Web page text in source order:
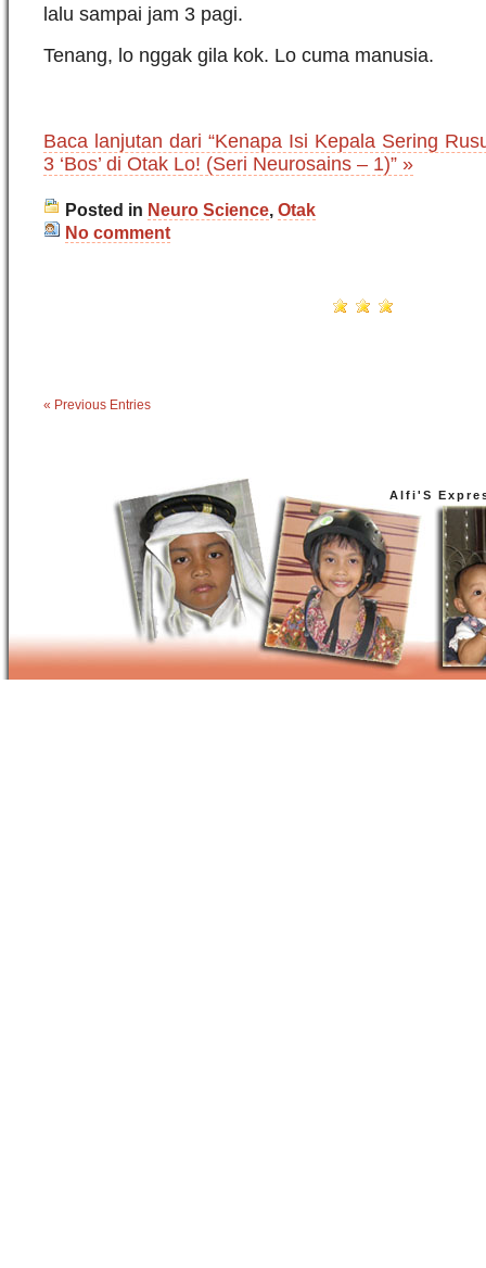
lalu sampai jam 3 pagi.
Tenang, lo nggak gila kok. Lo cuma manusia.
Baca lanjutan dari “Kenapa Isi Kepala Sering
3 ‘Bos’ di Otak Lo! (Seri Neurosains – 1)” »
Posted in Neuro Science, Otak
No comment
« Previous Entries
Alfi'S